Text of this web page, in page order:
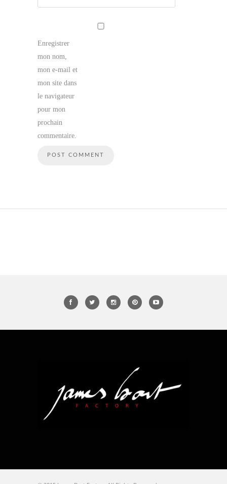
Enregistrer
mon nom,
mon e-mail et
mon site dans
le navigateur
pour mon
prochain
commentaire.